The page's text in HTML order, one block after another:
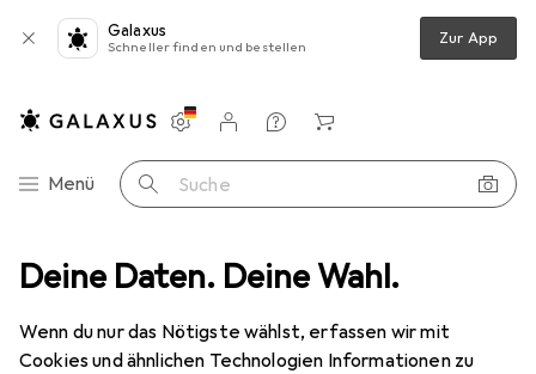
Deine Daten. Deine Wahl.
Wenn du nur das Nötigste wählst, erfassen wir mit
Cookies und ähnlichen Technologien Informationen zu
Galaxus
Schneller finden und bestellen Zur App
Navigation nach Kategorien
Menü Suche
Einstellungen
Kundenkonto
Vergleichslisten
Merklisten
Warenkorb
Alles in Mode Bekleidung Shirts Ocun Corona Top